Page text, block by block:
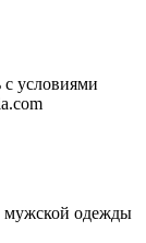
с условиями
мужской одежды